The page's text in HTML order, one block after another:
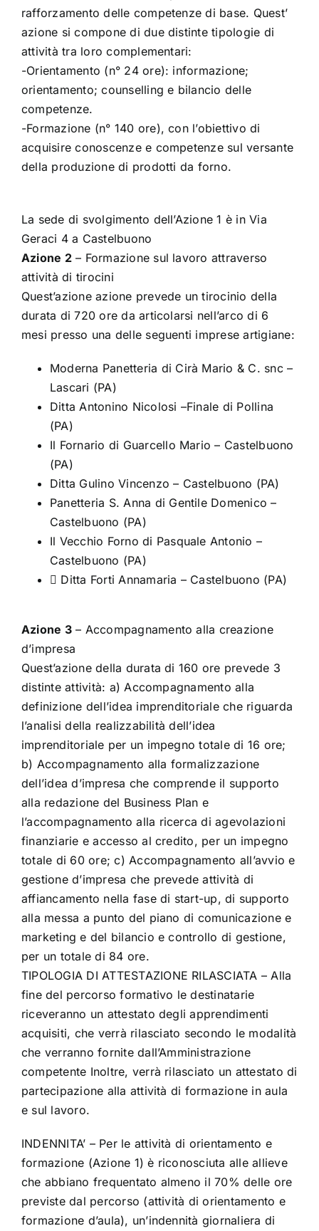
rafforzamento delle competenze di base. Quest’
azione si compone di due distinte tipologie di
attività tra loro complementari:
-Orientamento (n° 24 ore): informazione;
orientamento; counselling e bilancio delle
competenze.
-Formazione (n° 140 ore), con l’obiettivo di
acquisire conoscenze e competenze sul versante
della produzione di prodotti da forno.
La sede di svolgimento dell’Azione 1 è in Via
Geraci 4 a Castelbuono
Azione 2– Formazione sul lavoro attraverso
attività di tirocini
Quest’azione azione prevede un tirocinio della
durata di 720 ore da articolarsi nell’arco di 6
mesi presso una delle seguenti imprese artigiane:
Moderna Panetteria di Cirà Mario & C. snc –
Lascari (PA)
Ditta Antonino Nicolosi –Finale di Pollina
(PA)
Il Fornario di Guarcello Mario – Castelbuono
(PA)
Ditta Gulino Vincenzo – Castelbuono (PA)
Panetteria S. Anna di Gentile Domenico –
Castelbuono (PA)
Il Vecchio Forno di Pasquale Antonio –
Castelbuono (PA)
 Ditta Forti Annamaria – Castelbuono (PA)
Azione 3– Accompagnamento alla creazione
d’impresa
Quest’azione della durata di 160 ore prevede 3
distinte attività: a) Accompagnamento alla
definizione dell’idea imprenditoriale che riguarda
l’analisi della realizzabilità dell’idea
imprenditoriale per un impegno totale di 16 ore;
b) Accompagnamento alla formalizzazione
dell’idea d’impresa che comprende il supporto
alla redazione del Business Plan e
l’accompagnamento alla ricerca di agevolazioni
finanziarie e accesso al credito, per un impegno
totale di 60 ore; c) Accompagnamento all’avvio e
gestione d’impresa che prevede attività di
affiancamento nella fase di start-up, di supporto
alla messa a punto del piano di comunicazione e
marketing e del bilancio e controllo di gestione,
per un totale di 84 ore.
TIPOLOGIA DI ATTESTAZIONE RILASCIATA – Alla
fine del percorso formativo le destinatarie
riceveranno un attestato degli apprendimenti
acquisiti, che verrà rilasciato secondo le modalità
che verranno fornite dall’Amministrazione
competente Inoltre, verrà rilasciato un attestato di
partecipazione alla attività di formazione in aula
e sul lavoro.
INDENNITA’ – Per le attività di orientamento e
formazione (Azione 1) è riconosciuta alle allieve
che abbiano frequentato almeno il 70% delle ore
previste dal percorso (attività di orientamento e
formazione d’aula), un’indennità giornaliera di